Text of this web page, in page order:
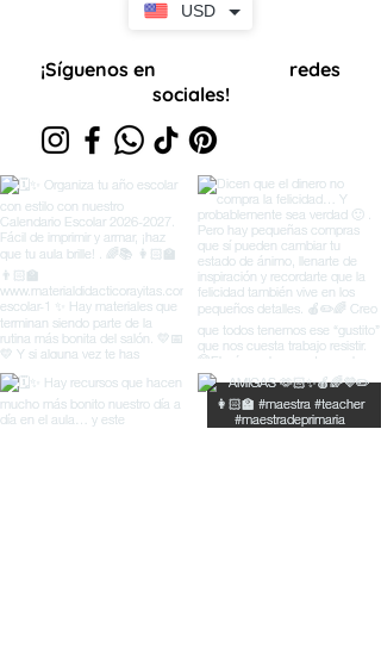
USD
¡Síguenos en
redes
sociales!